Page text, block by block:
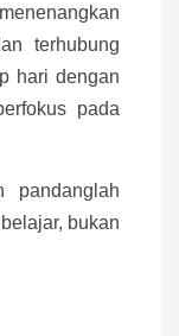
terhubung
hari dengan
pada
pandanglah
bukan